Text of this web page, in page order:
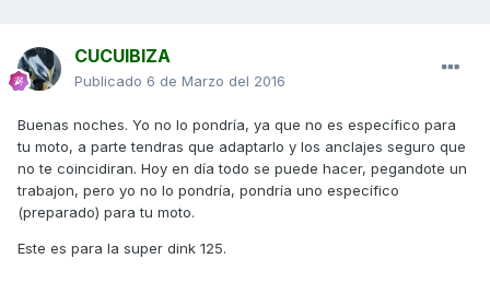
CUCUIBIZA
Publicado 6 de Marzo del 2016
Buenas noches. Yo no lo pondría, ya que no es específico para
tu moto, a parte tendras que adaptarlo y los anclajes seguro que
no te coincidiran. Hoy en día todo se puede hacer, pegandote un
trabajon, pero yo no lo pondría, pondría uno específico
(preparado) para tu moto.
Este es para la super dink 125.